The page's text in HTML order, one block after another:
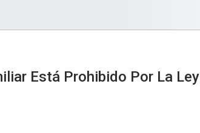
Está Prohibido Por La Ley